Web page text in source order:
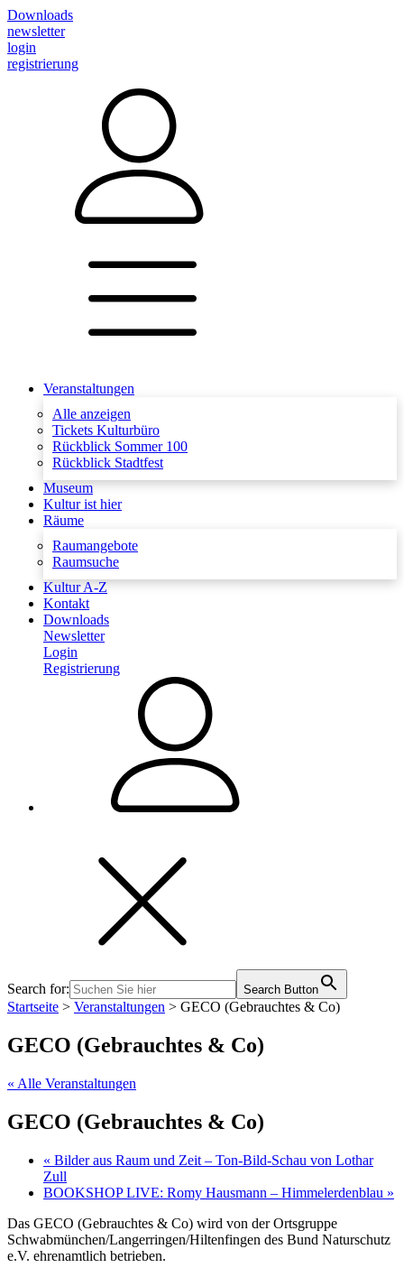
Downloads
newsletter
login
registrierung
Veranstaltungen
Alle anzeigen
Tickets Kulturbüro
Rückblick Sommer 100
Rückblick Stadtfest
Museum
Kultur ist hier
Räume
Raumangebote
Raumsuche
Kultur A-Z
Kontakt
Downloads
Newsletter
Login
Registrierung
Search for: Search Button
Startseite > Veranstaltungen > GECO (Gebrauchtes & Co)
GECO (Gebrauchtes & Co)
« Alle Veranstaltungen
GECO (Gebrauchtes & Co)
« Bilder aus Raum und Zeit – Ton-Bild-Schau von Lothar
Zull
BOOKSHOP LIVE: Romy Hausmann – Himmelerdenblau »
Das GECO (Gebrauchtes & Co) wird von der Ortsgruppe
Schwabmünchen/Langerringen/Hiltenfingen des Bund Naturschutz
e.V. ehrenamtlich betrieben.